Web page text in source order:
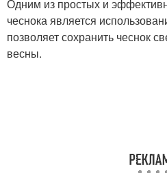
Одним из простых и
чеснока является
позволяет сохранить чеснок
весны.